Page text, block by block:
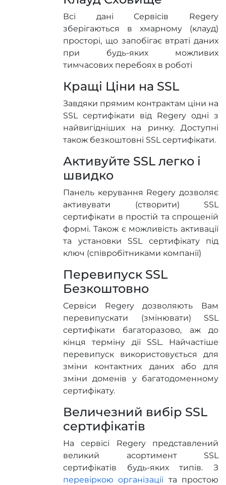
Всі дані Сервісів Regery
зберігаються в хмарному (клауд)
просторі, що запобігає втраті даних
при будь-яких можливих
тимчасових перебоях в роботі
Кращі Ціни на SSL
Завдяки прямим контрактам ціни на
SSL сертифікати від Regery одні з
найвигідніших на ринку. Доступні
також безкоштовні SSL сертифікати.
Активуйте SSL легко і
швидко
Панель керування Regery дозволяє
активувати (створити) SSL
сертифікати в простій та спрощеній
формі. Також є можливість активації
та установки SSL сертифікату під
ключ (співробітниками компанії)
Перевипуск SSL
Безкоштовно
Сервіси Regery дозволяють Вам
перевипускати (змінювати) SSL
сертифікати багаторазово, аж до
кінця терміну дії SSL. Найчастіше
перевипуск використовується для
зміни контактних даних або для
зміни доменів у багатодоменному
сертифікату.
Величезний вибір SSL
сертифікатів
На сервісі Regery представлений
великий асортимент SSL
сертифікатів будь-яких типів. З
перевіркою організації та простою